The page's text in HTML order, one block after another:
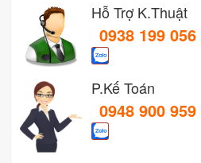
Hỗ Trợ K.Thuật
0938 199 056
P.Kế Toán
0948 900 959